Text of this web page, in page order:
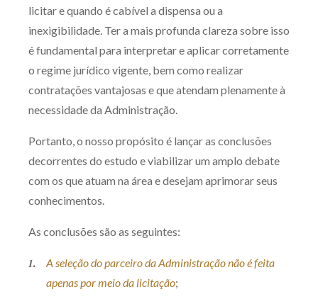
Receba por RSS
Av. Sete de Setembro, 4698
Batel Curitiba/PR CEP
Telefone (41) 2109-8666
Whatsapp (41) 98881-6616
licitar e quando é cabível a dispensa ou a
inexigibilidade. Ter a mais profunda clareza sobre isso
é fundamental para interpretar e aplicar corretamente
o regime jurídico vigente, bem como realizar
contratações vantajosas e que atendam plenamente à
necessidade da Administração.
Portanto, o nosso propósito é lançar as conclusões
decorrentes do estudo e viabilizar um amplo debate
com os que atuam na área e desejam aprimorar seus
conhecimentos.
As conclusões são as seguintes:
A seleção do parceiro da Administração não é feita
apenas por meio da licitação;